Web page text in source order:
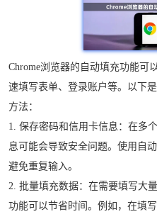
Chrome浏览器的自动填充功能可
速填写表单、登录账户等。以下
方法：
1. 保存密码和信用卡信息：在多
息可能会导致安全问题。使用自
避免重复输入。
2. 批量填充数据：在需要填写大
功能可以节省时间。例如，在填